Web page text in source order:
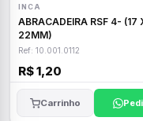
INCA
ABRACADEIRA RSF 4- (17 X
22MM)
Ref: 10.001.0112
R$ 1,20
Carrinho